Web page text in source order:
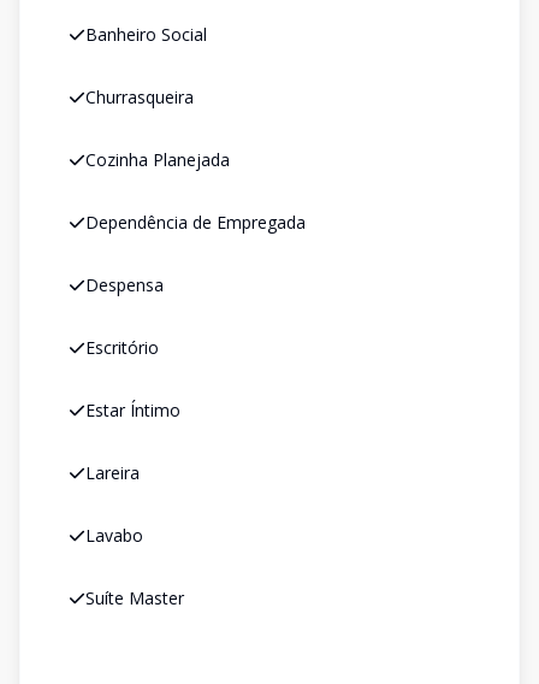
Banheiro Social
Churrasqueira
Cozinha Planejada
Dependência de Empregada
Despensa
Escritório
Estar Íntimo
Lareira
Lavabo
Suíte Master